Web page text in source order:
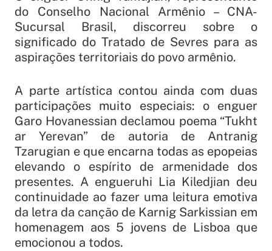
do Conselho Nacional Armênio – CNA-
Sucursal Brasil, discorreu sobre o
significado do Tratado de Sevres para as
aspirações territoriais do povo armênio.
A parte artística contou ainda com duas
participações muito especiais: o enguer
Garo Hovanessian declamou poema “Tukht
ar Yerevan” de autoria de Antranig
Tzarugian e que encarna todas as epopeias
elevando o espírito de armenidade dos
presentes. A engueruhi Lia Kiledjian deu
continuidade ao fazer uma leitura emotiva
da letra da canção de Karnig Sarkissian em
homenagem aos 5 jovens de Lisboa que
emocionou a todos.